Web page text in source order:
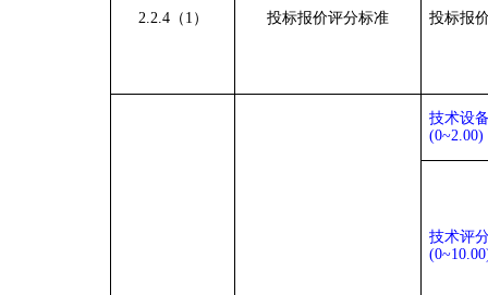
2.2.4（1） 投标报价评分标准 投标报
技术设
(0~2.00)
技术评
(0~